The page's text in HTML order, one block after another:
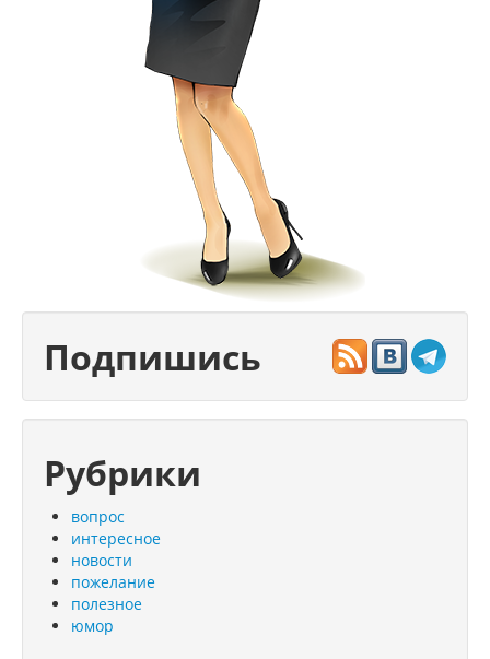
Подпишись
Рубрики
вопрос
интересное
новости
пожелание
полезное
юмор